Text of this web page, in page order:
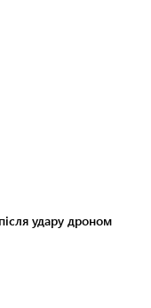
удару дроном